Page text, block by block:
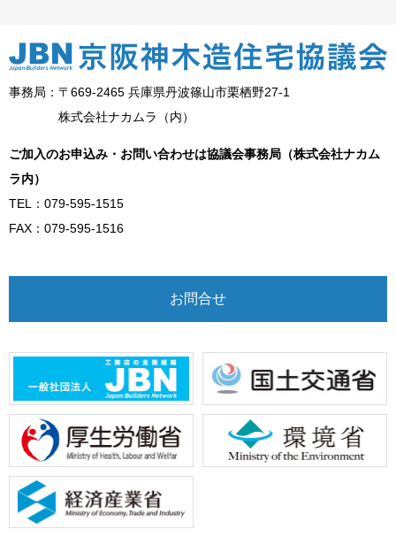
事務局：〒669-2465 兵庫県丹波篠山市栗栖野27-1
株式会社ナカムラ（内）
ご加入のお申込み・お問い合わせは協議会事務局（株式会社ナカム
ラ内）
TEL：079-595-1515
FAX：079-595-1516
お問合せ